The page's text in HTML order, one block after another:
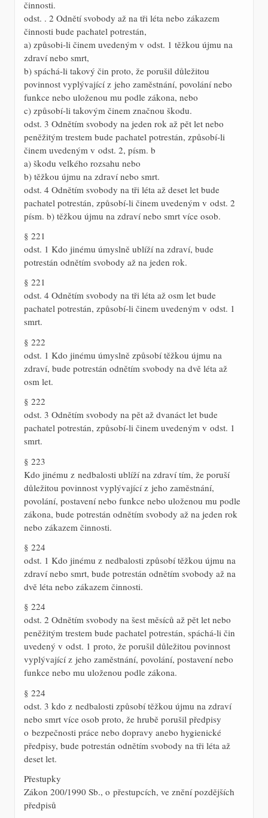
činnosti.
odst. . 2 Odnětí svobody až na tři léta nebo zákazem
činnosti bude pachatel potrestán,
a) způsobi-li činem uvedeným v odst. 1 těžkou újmu na
zdraví nebo smrt,
b) spáchá-li takový čin proto, že porušil důležitou
povinnost vyplývající z jeho zaměstnání, povolání nebo
funkce nebo uloženou mu podle zákona, nebo
c) způsobí-li takovým činem značnou škodu.
odst. 3 Odnětím svobody na jeden rok až pět let nebo
peněžitým trestem bude pachatel potrestán, způsobí-li
činem uvedeným v odst. 2, písm. b
a) škodu velkého rozsahu nebo
b) těžkou újmu na zdraví nebo smrt.
odst. 4 Odnětím svobody na tři léta až deset let bude
pachatel potrestán, způsobí-li činem uvedeným v odst. 2
písm. b) těžkou újmu na zdraví nebo smrt více osob.
§ 221
odst. 1 Kdo jinému úmyslně ublíží na zdraví, bude
potrestán odnětím svobody až na jeden rok.
§ 221
odst. 4 Odnětím svobody na tři léta až osm let bude
pachatel potrestán, způsobí-li činem uvedeným v odst. 1
smrt.
§ 222
odst. 1 Kdo jinému úmyslně způsobí těžkou újmu na
zdraví, bude potrestán odnětím svobody na dvě léta až
osm let.
§ 222
odst. 3 Odnětím svobody na pět až dvanáct let bude
pachatel potrestán, způsobí-li činem uvedeným v odst. 1
smrt.
§ 223
Kdo jinému z nedbalosti ublíží na zdraví tím, že poruší
důležitou povinnost vyplývající z jeho zaměstnání,
povolání, postavení nebo funkce nebo uloženou mu podle
zákona, bude potrestán odnětím svobody až na jeden rok
nebo zákazem činnosti.
§ 224
odst. 1 Kdo jinému z nedbalosti způsobí těžkou újmu na
zdraví nebo smrt, bude potrestán odnětím svobody až na
dvě léta nebo zákazem činnosti.
§ 224
odst. 2 Odnětím svobody na šest měsíců až pět let nebo
peněžitým trestem bude pachatel potrestán, spáchá-li čin
uvedený v odst. 1 proto, že porušil důležitou povinnost
vyplývající z jeho zaměstnání, povolání, postavení nebo
funkce nebo mu uloženou podle zákona.
§ 224
odst. 3 kdo z nedbalosti způsobí těžkou újmu na zdraví
nebo smrt více osob proto, že hrubě porušil předpisy
o bezpečnosti práce nebo dopravy anebo hygienické
předpisy, bude potrestán odnětím svobody na tři léta až
deset let.
Přestupky
Zákon 200/1990 Sb., o přestupcích, ve znění pozdějších
předpisů